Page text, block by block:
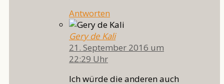
Antworten
Gery de Kali
21. September 2016 um
22:29 Uhr
Ich würde die anderen auch